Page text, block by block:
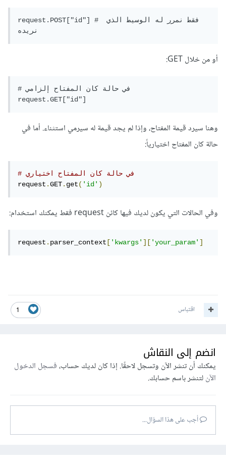
request.POST["id"] # فقط نمرر له الوسيط الذي
نريده
أو من خلال GET:
# في حالة كان المفتاح إلزامي
request.GET["id"]
وهنا سيرد قيمة المفتاح، وإذا لم يجد قيمة له سيرمي استثناء. أما في
حالة كان المفتاح اختيارياً:
# في حالة كان المفتاح اختياري
request.GET.get('id')
وفي الحالات التي يكون لديك فيها كائن request فقط يمكنك استخدام:
request.parser_context ['kwargs']['your_param']
1 اقتباس
انضم إلى النقاش
يمكنك أن تنشر الآن وتسجل لاحقًا. إذا كان لديك حساب،فسجل الدخول
الآنلتنشر باسم حسابك.
أجب على هذا السؤال...